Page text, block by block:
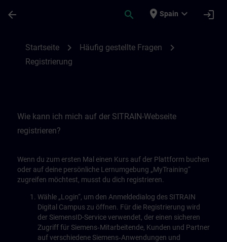
arrow_back search place Spain expand_more login
Startseite chevron_right Häufig gestellte Fragen chevron_right
Registrierung
Wie kann ich mich auf der SITRAIN-Webseite
registrieren?
Wenn du zum ersten Mal einen Kurs auf der Plattform buchen
oder auf deine persönliche Lernumgebung „MyTraining“
zugreifen möchtest, musst du dich registrieren.
Wähle „Login“, um den Anmeldedialog des SITRAIN
Digital Campus zu öffnen. Für die Registrierung wird
der SiemensID-Service verwendet, der einen sicheren
Zugriff für Siemens‑Mitarbeitende, Kunden und Partner
auf verschiedene Siemens‑Anwendungen und